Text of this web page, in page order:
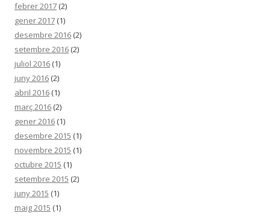
febrer 2017 (2)
gener 2017 (1)
desembre 2016 (2)
setembre 2016 (2)
juliol 2016 (1)
juny 2016 (2)
abril 2016 (1)
març 2016 (2)
gener 2016 (1)
desembre 2015 (1)
novembre 2015 (1)
octubre 2015 (1)
setembre 2015 (2)
juny 2015 (1)
maig 2015 (1)